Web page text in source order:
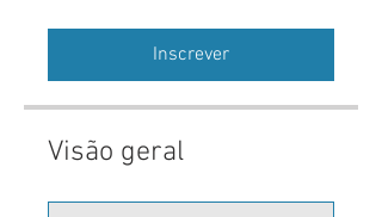
Inscrever
Visão geral